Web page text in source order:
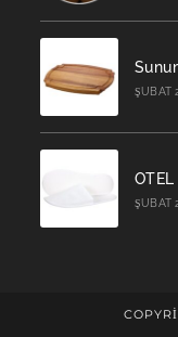
ŞUBAT
ŞUBAT